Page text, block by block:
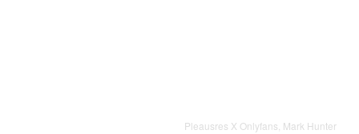
Pleausres X Onlyfans, Mark Hunter